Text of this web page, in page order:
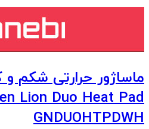
ماساژور حرارتی شکم و
Lion Duo Heat Pad
GNDUOHTPDWH